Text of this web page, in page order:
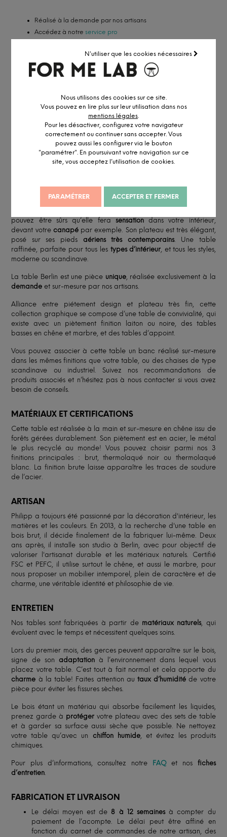
N'utiliser que les cookies nécessaires
Nous utilisons des cookies sur ce site.
Vous pouvez en lire plus sur leur utilisation dans nos
mentions légales.
Pour les désactiver, configurez votre navigateur
correctement ou continuer sans accepter. Vous
pouvez aussi les configurer via le bouton
"paramétrer". En poursuivant votre navigation sur ce
site, vous acceptez l’utilisation de cookies.
PARAMÉTRER ACCEPTER ET FERMER
Réalisé à la demande par nos artisans
Accédez à notre service pro
DESCRIPTION DÉTAILLÉE
INFORMATION ET PERSONNALISATION
Pour une table ronde conviviale, sophistiquée et qui change de
l’ordinaire, optez pour la table Berlin graphique en chêne!
Avec son plateau en
basse Berlin présente un style à la fois naturel etsophistiqué
pouvez être sûrs qu’elle fera sensationdans votre intérieur,
devant votre canapépar exemple. Son plateau est très élégant,
posé sur ses pieds aériens très contemporains. Une table
raffinée, parfaite pour tous les types d’intérieur, et tous les styles,
moderne ou scandinave.
La table Berlin est une pièce unique, réalisée exclusivement à la
demande et sur-mesure par nos artisans.
Alliance entre piétement design et plateau très fin, cette
collection graphique se compose d’une table de convivialité, qui
existe avec un piètement finition laiton ou noire, des tables
basses en chêne et marbre, et des tables d’appoint.
Vous pouvez associer à cette table un banc réalisé sur-mesure
dans les mêmes finitions que votre table, ou des chaises de type
scandinave ou industriel. Suivez nos recommandations de
produits associés et n’hésitez pas à nous contacter si vous avez
besoin de conseils.
MATÉRIAUX ET CERTIFICATIONS
Cette table est réalisée à la main et sur-mesure en chêne issu de
forêts gérées durablement. Son piètement est en acier, le métal
le plus recyclé au monde! Vous pouvez choisir parmi nos 3
finitions principales : brut, thermolaqué noir ou thermolaqué
blanc. La finition brute laisse apparaître les traces de soudure
de l’acier.
ARTISAN
Philipp a toujours été passionné par la décoration d'intérieur, les
matières et les couleurs. En 2013, à la recherche d'une table en
bois brut, il décide finalement de la fabriquer lui-même. Deux
ans après, il installe son studio à Berlin, avec pour objectif de
valoriser l'artisanat durable et les matériaux naturels. Certifié
FSC et PEFC, il utilise surtout le chêne, et aussi le marbre, pour
nous proposer un mobilier intemporel, plein de caractère et de
charme, une véritable identité et philosophie de vie.
ENTRETIEN
Nos tables sont fabriquées à partir de matériaux naturels, qui
évoluent avec le temps et nécessitent quelques soins.
Lors du premier mois, des gerces peuvent apparaître sur le bois,
signe de son adaptationà l’environnement dans lequel vous
placez votre table. C’est tout à fait normal et cela apporte du
charme à la table! Faites attention au taux d’humidité de votre
pièce pour éviter les fissures sèches.
Le bois étant un matériau qui absorbe facilement les liquides,
prenez garde à protéger votre plateau avec des sets de table
et à garder sa surface aussi sèche que possible. Ne nettoyez
votre table qu’avec un chiffon humide, et évitez les produits
chimiques.
Pour plus d’informations, consultez notre FAQet nos fiches
d’entretien.
FABRICATION ET LIVRAISON
Le délai moyen est de8 à 12 semainesà compter du
paiement de l’acompte. Le délai peut être affiné en
fonction du carnet de commandes de notre artisan, des